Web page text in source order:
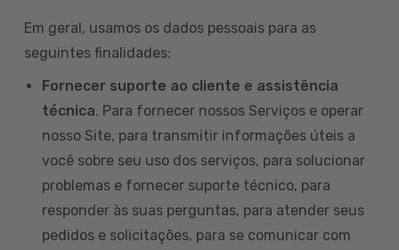
Em geral, usamos os dados pessoais para as
seguintes finalidades:
Fornecer suporte ao cliente e assistência
técnica. Para fornecer nossos Serviços e operar
nosso Site, para transmitir informações úteis a
você sobre seu uso dos serviços, para solucionar
problemas e fornecer suporte técnico, para
responder às suas perguntas, para atender seus
pedidos e solicitações, para se comunicar com